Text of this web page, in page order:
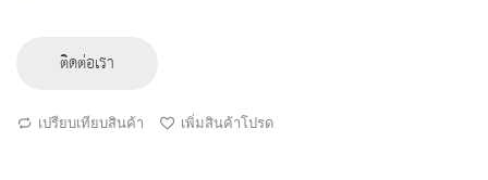
ติดต่อเรา
เปรียบเทียบสินค้า เพิ่มสินค้าโปรด